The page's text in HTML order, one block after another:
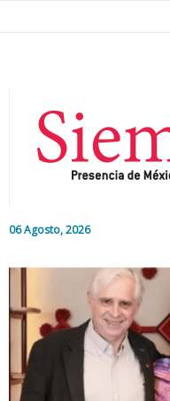
06 Agosto, 2026
Editorial
Nacional
Colaboradores